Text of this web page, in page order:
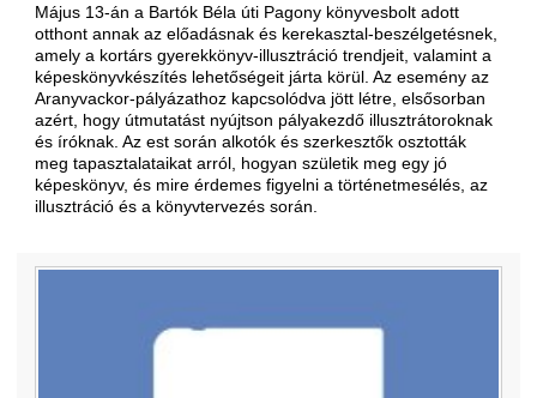
Május 13-án a Bartók Béla úti Pagony könyvesbolt adott
otthont annak az előadásnak és kerekasztal-beszélgetésnek,
amely a kortárs gyerekkönyv-illusztráció trendjeit, valamint a
képeskönyvkészítés lehetőségeit járta körül. Az esemény az
Aranyvackor-pályázathoz kapcsolódva jött létre, elsősorban
azért, hogy útmutatást nyújtson pályakezdő illusztrátoroknak
és íróknak. Az est során alkotók és szerkesztők osztották
meg tapasztalataikat arról, hogyan születik meg egy jó
képeskönyv, és mire érdemes figyelni a történetmesélés, az
illusztráció és a könyvtervezés során.